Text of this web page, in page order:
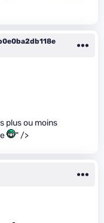
plus ou moins
" />